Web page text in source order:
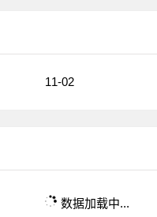
11-02
数据加载中...